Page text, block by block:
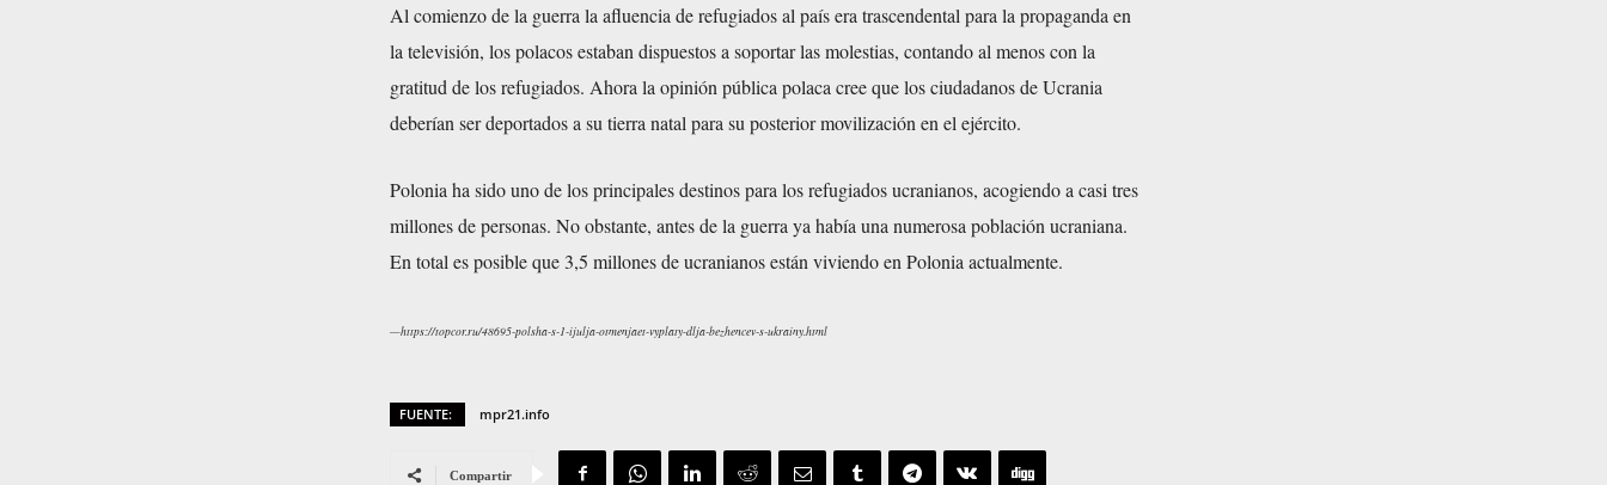
Al comienzo de la guerra la afluencia de refugiados al país era trascendental para la propaganda en
la televisión, los polacos estaban dispuestos a soportar las molestias, contando al menos con la
gratitud de los refugiados. Ahora la opinión pública polaca cree que los ciudadanos de Ucrania
deberían ser deportados a su tierra natal para su posterior movilización en el ejército.
Polonia ha sido uno de los principales destinos para los refugiados ucranianos, acogiendo a casi tres
millones de personas. No obstante, antes de la guerra ya había una numerosa población ucraniana.
En total es posible que 3,5 millones de ucranianos están viviendo en Polonia actualmente.
—https://topcor.ru/48695-polsha-s-1-ijulja-otmenjaet-vyplaty-dlja-bezhencev-s-ukrainy.html
FUENTE: mpr21.info
Compartir